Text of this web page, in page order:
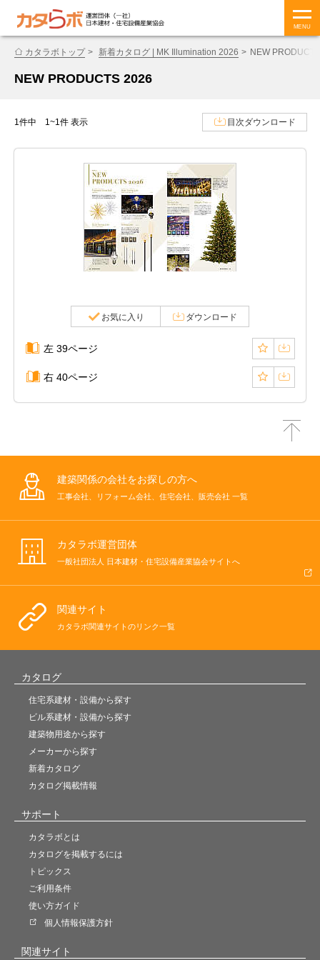
MENU
カタラボトップ 新着カタログ | MK Illumination 2026 NEW
NEW PRODUCTS 2026
1件中 1~1件 表示 目次ダウンロード
お気に入り ダウンロード
左 39ページ
右 40ページ
建築関係の会社をお探しの方へ
工事会社、リフォーム会社、住宅会社、販売会社 一覧
カタラボ運営団体
一般社団法人 日本建材・住宅設備産業協会サイトへ
関連サイト
カタラボ関連サイトのリンク一覧
カタログ
住宅系建材・設備から探す
ビル系建材・設備から探す
建築物用途から探す
メーカーから探す
新着カタログ
カタログ掲載情報
サポート
カタラボとは
カタログを掲載するには
トピックス
ご利用条件
使い方ガイド
個人情報保護方針
関連サイト